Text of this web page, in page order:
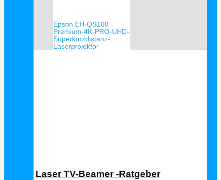
Epson EH-QS100
Premium-4K-PRO-UHD-
Superkurzdistanz-
Laserprojektor
Laser TV-Beamer -Ratgeber